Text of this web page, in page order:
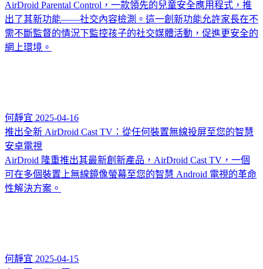
AirDroid Parental Control，一款領先的兒童安全應用程式，推
出了其新功能——社交內容檢測。這一創新功能允許家長在不
需不斷監督的情況下監控孩子的社交媒體活動，促進更安全的
網上環境。
何靜宜 2025-04-16
推出全新 AirDroid Cast TV：從任何裝置無線投屏至您的智慧
安卓電視
AirDroid 隆重推出其最新創新產品，AirDroid Cast TV，一個
可在多個裝置上無線鏡像螢幕至您的智慧 Android 電視的革命
性解決方案。
何靜宜 2025-04-15